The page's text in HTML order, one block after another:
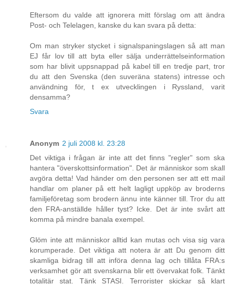
Eftersom du valde att ignorera mitt förslag om att ändra
Post- och Telelagen, kanske du kan svara på detta:
Om man stryker stycket i signalspaningslagen så att man
EJ får lov till att byta eller sälja underrättelseinformation
som har blivit uppsnappad på kabel till en tredje part, tror
du att den Svenska (den suveräna statens) intresse och
användning för, t ex utvecklingen i Ryssland, varit
densamma?
Svara
Anonym 2 juli 2008 kl. 23:28
Det viktiga i frågan är inte att det finns "regler" som ska
hantera "överskottsinformation". Det är människor som skall
avgöra detta! Vad händer om den personen ser att ett mail
handlar om planer på ett helt lagligt uppköp av broderns
familjeföretag som brodern ännu inte känner till. Tror du att
den FRA-anställde håller tyst? Icke. Det är inte svårt att
komma på mindre banala exempel.
Glöm inte att människor alltid kan mutas och visa sig vara
korumperade. Det viktiga att notera är att Du genom ditt
skamliga bidrag till att införa denna lag och tillåta FRA:s
verksamhet gör att svenskarna blir ett övervakat folk. Tänkt
totalitär stat. Tänk STASI. Terrorister skickar så klart